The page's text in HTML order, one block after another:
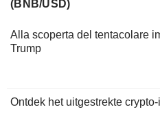
(BNB/USD)
Alla scoperta del tentacolare
Trump
Ontdek het uitgestrekte